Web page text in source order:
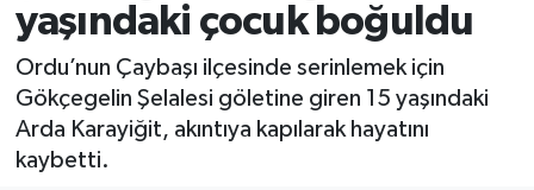
yaşındaki çocuk boğuldu
Ordu’nun Çaybaşı ilçesinde serinlemek için
Gökçegelin Şelalesi göletine giren 15 yaşındaki
Arda Karayiğit, akıntıya kapılarak hayatını
kaybetti.
Araç Haberleri
Azdavay Haberleri
Bozkurt Haberleri